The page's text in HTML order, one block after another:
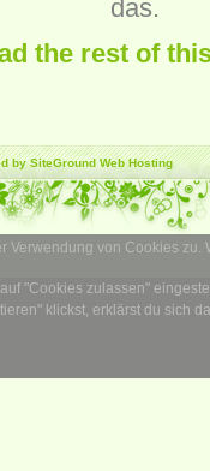
das.
the rest of
by SiteGroundWeb Hosting
Verwendung von Cookies zu.
"Cookies zulassen"
klickst, erklärst du sich